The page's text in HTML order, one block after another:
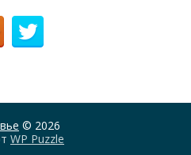
© 2026
WP Puzzle